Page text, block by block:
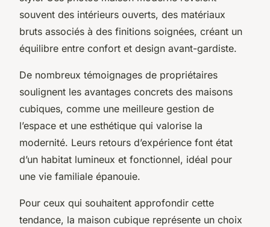
souvent des intérieurs ouverts, des matériaux
bruts associés à des finitions soignées, créant un
équilibre entre confort et design avant-gardiste.
De nombreux témoignages de propriétaires
soulignent les avantages concrets des maisons
cubiques, comme une meilleure gestion de
l’espace et une esthétique qui valorise la
modernité. Leurs retours d’expérience font état
d’un habitat lumineux et fonctionnel, idéal pour
une vie familiale épanouie.
Pour ceux qui souhaitent approfondir cette
tendance, la maison cubique représente un choix